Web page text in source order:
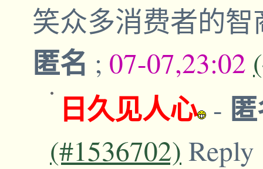
笑众多消费者的
匿名 ; 07-07,23:02
日久见人心 -
(#1536702) Reply